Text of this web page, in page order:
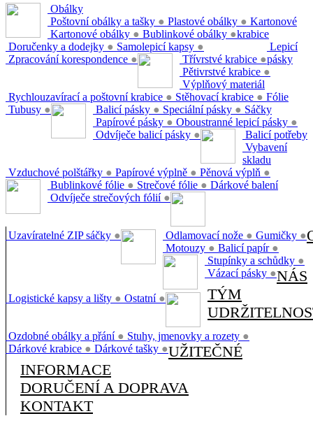
Obálky
Poštovní obálky a tašky ● Plastové obálky ●
Kartonové obálky ● Bublinkové obálky ●
Doručenky a dodejky ● Samolepicí kapsy ●
Zpracování korespondence ●
Kartonové
krabice
Třívrstvé krabice ●
Pětivrstvé krabice ●
Rychlouzavírací a poštovní krabice ● Stěhovací krabice ●
Tubusy ●
Lepicí
pásky
Balicí pásky ● Speciální pásky ●
Papírové pásky ● Oboustranné lepicí pásky ●
Odvíječe balicí pásky ●
Výplňový materiál
Vzduchové polštářky ● Papírové výplně ● Pěnová výplň ●
Fólie
Bublinkové fólie ● Strečové fólie ●
Odvíječe strečových fólií ●
Sáčky
Uzavíratelné ZIP sáčky ●
Balicí potřeby
Odlamovací nože ● Gumičky ●
Motouzy ● Balicí papír ●
Vybavení
skladu
Stupínky a schůdky ●
Vázací pásky ●
Logistické kapsy a lišty ● Ostatní ●
Dárkové balení
Ozdobné obálky a přání ● Stuhy, jmenovky a rozety ●
Dárkové krabice ● Dárkové tašky ●
NÁS
TÝM
UŽITEČNÉ
INFORMACE
DORUČENÍ A DOPRAVA
KONTAKT